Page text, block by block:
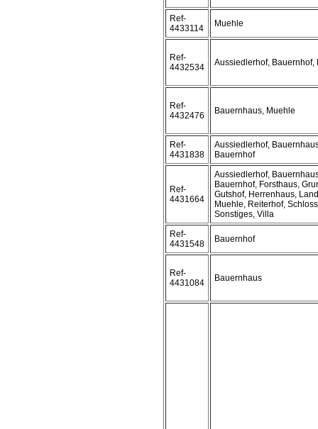
Ref-
4433114
Muehle
Ref-
4432534
Aussiedlerhof, Bauernhof,
Ref-
4432476
Bauernhaus, Muehle
Ref-
4431838
Aussiedlerhof,
Bauernhof
Ref-
4431664
Aussiedlerhof,
Bauernhof, Forsthaus,
Gutshof, Herrenhaus,
Muehle, Reiterhof,
Sonstiges, Villa
Ref-
4431548
Bauernhof
Ref-
4431084
Bauernhaus